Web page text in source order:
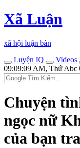
Xã Luận
xã hội luận bàn
Luyện IQ
Videos
09:09:09 AM, Thứ Abc
Chu‌yện
ngọc nữ
của bạn